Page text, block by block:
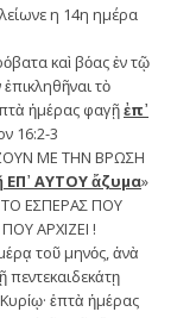
η 14η ημέρα
καὶ βόας ἐν τῷ
τὸ
ἡμέρας φαγῇἐπ᾿
16:2-3
ΜΕ ΤΗΝ ΒΡΩΣΗ
ΕΠ᾿ ΑΥΤΟΥ ἄζυμα»
ΕΣΠΕΡΑΣ ΠΟΥ
ΑΡΧΙΖΕΙ !
τοῦ μηνός, ἀνὰ
ἑπτὰ ἡμέρας